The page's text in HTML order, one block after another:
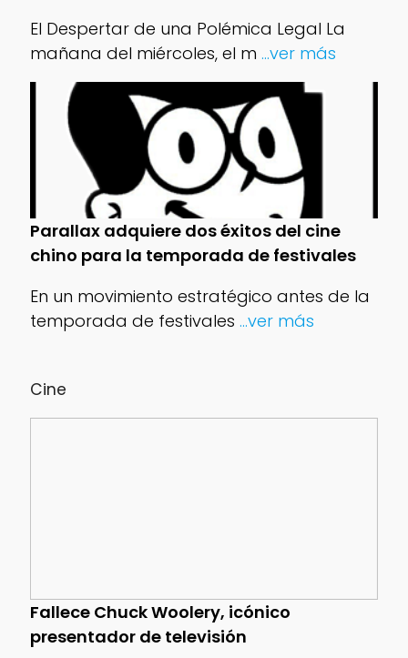
Cine
Fallece Chuck Woolery, icónico
presentador de televisión
El Despertar de una Polémica Legal La
mañana del miércoles, el m ...ver más
Parallax adquiere dos éxitos del cine
chino para la temporada de festivales
En un movimiento estratégico antes de la
temporada de festivales ...ver más